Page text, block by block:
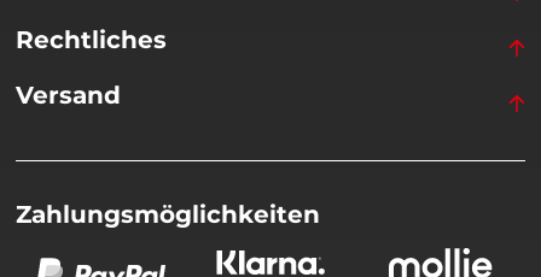
Rechtliches
Versand
Zahlungsmöglichkeiten